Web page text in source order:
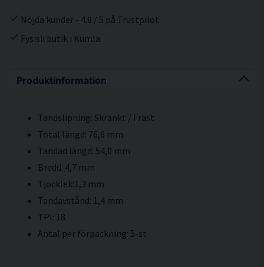
Produktinformation
Tandslipning: Skränkt / Fräst
Total längd: 76,6 mm
Tandad längd: 54,0 mm
Bredd: 4,7 mm
Tjocklek:1,3 mm
Tandavstånd: 1,4 mm
TPI: 18
Antal per förpackning: 5-st
Nöjda kunder - 4.9 / 5 på Trustpilot
Fysisk butik i Kumla